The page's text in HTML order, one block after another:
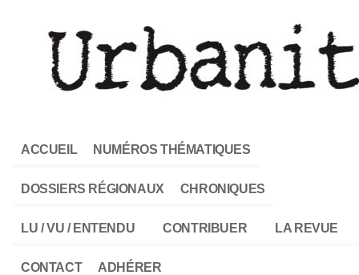
ACCUEIL NUMÉROS THÉMATIQUES
DOSSIERS RÉGIONAUX CHRONIQUES
LU / VU / ENTENDU CONTRIBUER LA REVUE
CONTACT ADHÉRER